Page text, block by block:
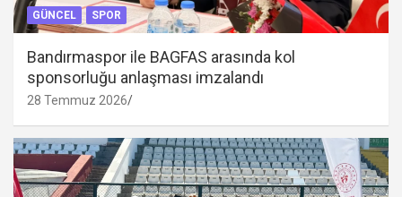
GÜNCEL SPOR
Bandırmaspor ile BAGFAS arasında kol
sponsorluğu anlaşması imzalandı
28 Temmuz 2026